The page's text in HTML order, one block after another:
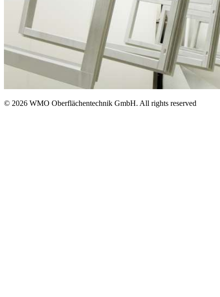
© 2026 WMO Oberflächentechnik GmbH. All rights reserved